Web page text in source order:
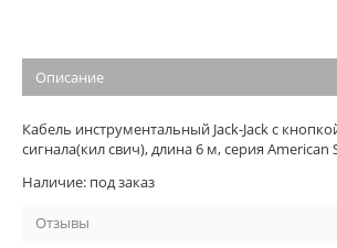
Описание
Кабель инструментальный Jack-Jack с
сигнала(кил свич), длина 6 м, серия American
Наличие: под заказ
Отзывы